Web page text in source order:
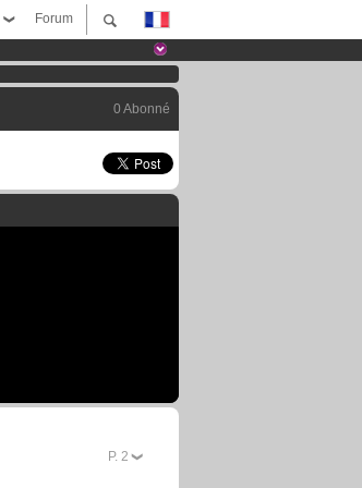
Forum
0 Abonné
P. 2